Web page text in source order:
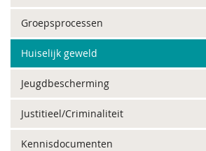
Groepsprocessen
Huiselijk geweld
Jeugdbescherming
Justitieel/Criminaliteit
Kennisdocumenten